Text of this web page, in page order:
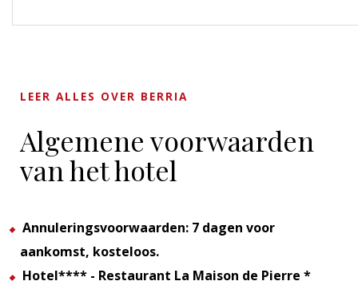
LEER ALLES OVER BERRIA
Algemene voorwaarden
van het hotel
Annuleringsvoorwaarden: 7 dagen voor
aankomst, kosteloos.
Hotel**** - Restaurant La Maison de Pierre *